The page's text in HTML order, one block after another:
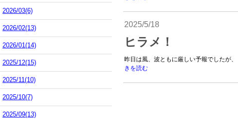
2026/03(6)
2026/02(13)
2026/01(14)
2025/12(15)
2025/11(10)
2025/10(7)
2025/09(13)
2025/5/18
ヒラメ！
昨日は風、波ともに厳しい予報でしたが
きを読む